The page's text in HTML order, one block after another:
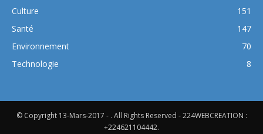
Culture
151
Santé
147
Environnement
70
Technologie
8
© Copyright 13-Mars-2017 - . All Rights Reserved - 224WEBCREATION :
+224621104442.